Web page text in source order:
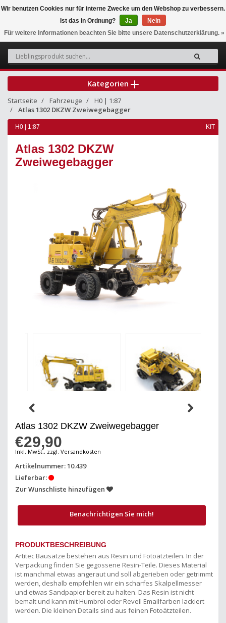
0
Kategorien
Startseite Fahrzeuge
H0 | 1:87
Atlas 1302 DKZW Zweiwegebagger
H0 | 1:87 KIT
Atlas 1302 DKZW
Zweiwegebagger
Atlas 1302 DKZW Zweiwegebagger
€29,90
Inkl. MwSt., zzgl. Versandkosten
Artikelnummer: 10.439
Lieferbar:
Zur Wunschliste hinzufügen
Benachrichtigen Sie mich!
PRODUKTBESCHREIBUNG
Artitec Bausätze bestehen aus Resin und Fotoätzteilen. In der
Verpackung finden Sie gegossene Resin-Teile. Dieses Material
ist manchmal etwas angeraut und soll abgerieben oder getrimmt
werden, deshalb empfehlen wir ein scharfes Skalpellmesser
und etwas Sandpapier bereit zu halten. Das Resin ist nicht
bemalt und kann mit Humbrol oder Revell Emailfarben lackiert
werden. Die kleinen Details sind aus feinen Fotoätzteilen.
Wir benutzen Cookies nur für interne Zwecke um den Webshop zu verbessern.
Ist das in Ordnung?
Ja
Nein
Für weitere Informationen beachten Sie bitte unsere Datenschutzerklärung. »